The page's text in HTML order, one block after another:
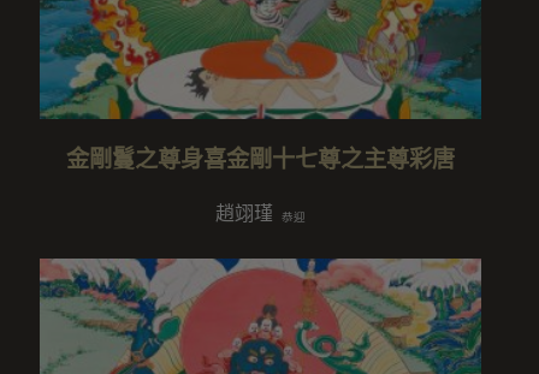
金剛鬘之尊身喜金剛十七尊之主尊彩唐
趙翊瑾 恭迎